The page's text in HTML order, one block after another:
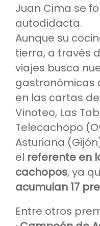
Juan Cima se
autodidacta.
Aunque su
tierra, a través
viajes busca
gastronómicas
en las cartas
Vinoteo, Las
Telecachopo
Asturiana
el referente en
cachopos, ya
acumulan 17
Entre otros